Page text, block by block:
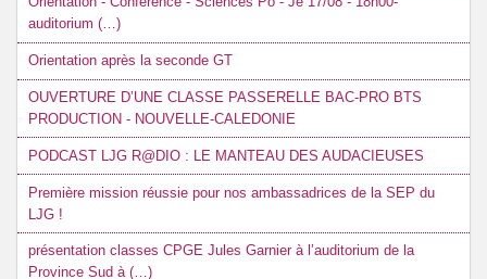
auditorium (…)
Orientation après la seconde GT
OUVERTURE D’UNE CLASSE PASSERELLE BAC-PRO BTS
PRODUCTION - NOUVELLE-CALEDONIE
PODCAST LJG R@DIO : LE MANTEAU DES AUDACIEUSES
Première mission réussie pour nos ambassadrices de la SEP du
LJG !
présentation classes CPGE Jules Garnier à l’auditorium de la
Province Sud à (…)